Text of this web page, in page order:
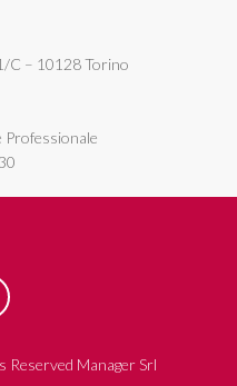
C – 10128 Torino
Professionale
Manager Srl